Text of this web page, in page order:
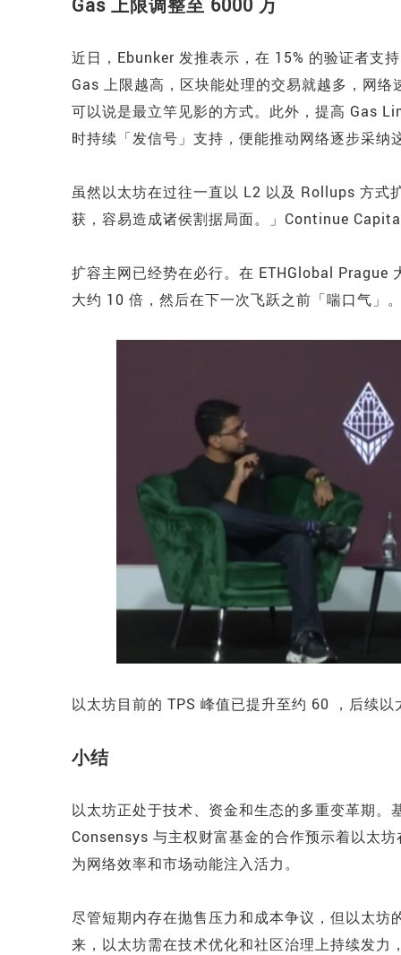
近日，Ebunker 发推表示，在 15% 的验证者支
Gas 上限越高，区块能处理的交易就越多，网
可以说是最立竿见影的方式。此外，提高 Gas
时持续「发信号」支持，便能推动网络逐步采纳
虽然以太坊在过往一直以 L2 以及 Rollups 方式
获，容易造成诸侯割据局面。」Continue
扩容主网已经势在必行。在 ETHGlobal
大约 10 倍，然后在下一次飞跃之前「喘口气」
以太坊目前的 TPS 峰值已提升至约 60 ，后续
小结
以太坊正处于技术、资金和生态的多重变革期
Consensys 与主权财富基金的合作预示着以太
为网络效率和市场动能注入活力。
尽管短期内存在抛售压力和成本争议，但以太
来，以太坊需在技术优化和社区治理上持续发